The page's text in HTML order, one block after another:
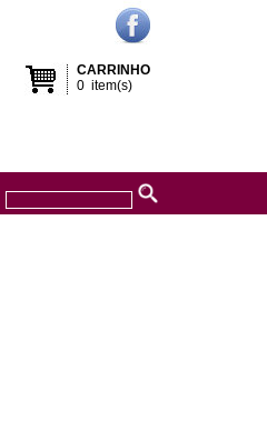
CARRINHO
0 item(s)